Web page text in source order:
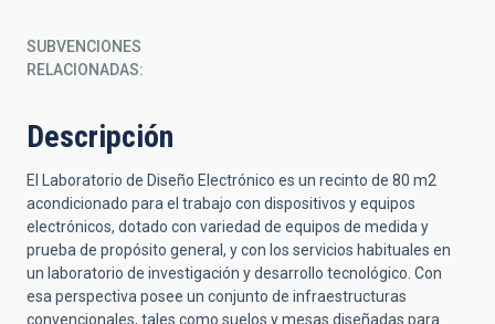
SUBVENCIONES
RELACIONADAS:
Descripción
El Laboratorio de Diseño Electrónico es un recinto de 80 m2
acondicionado para el trabajo con dispositivos y equipos
electrónicos, dotado con variedad de equipos de medida y
prueba de propósito general, y con los servicios habituales en
un laboratorio de investigación y desarrollo tecnológico. Con
esa perspectiva posee un conjunto de infraestructuras
convencionales, tales como suelos y mesas diseñadas para